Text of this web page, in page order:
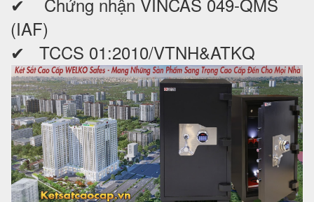
(IAF)
✔ TCCS 01:2010/VTNH&ATKQ